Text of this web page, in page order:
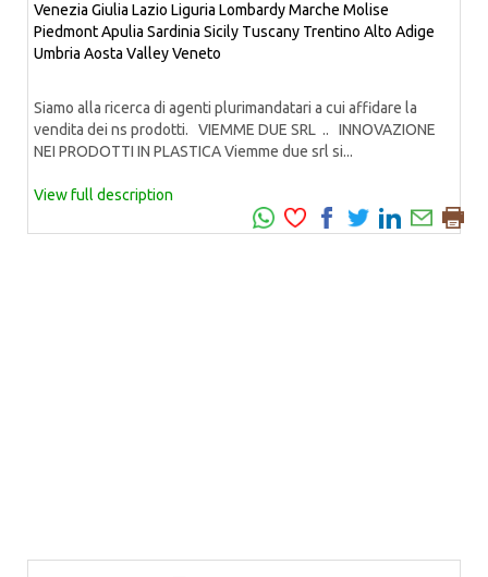
Venezia Giulia Lazio Liguria LombardyMarche Molise
PiedmontApulia Sardinia Sicily Tuscany Trentino Alto Adige
Umbria Aosta ValleyVeneto
Siamo alla ricerca di agenti plurimandatari a cui affidare la
vendita dei ns prodotti. VIEMME DUE SRL .. INNOVAZIONE
NEI PRODOTTI IN PLASTICA Viemme due srl si...
View full description